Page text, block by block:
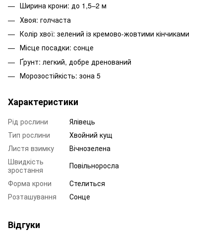
Ширина крони: до 1,5–2 м
Хвоя: голчаста
Колір хвої: зелений із кремово-жовтими кінчиками
Місце посадки: сонце
Ґрунт: легкий, добре дренований
Морозостійкість: зона 5
Характеристики
Рід рослини
Ялівець
Тип рослини
Хвойний кущ
Листя взимку
Вічнозелена
Швидкість
зростання
Повільноросла
Форма крони
Стелиться
Розташування
Сонце
Відгуки